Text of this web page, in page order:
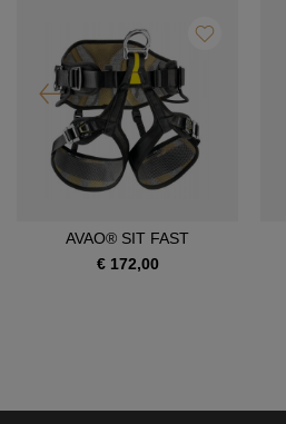
AVAO® SIT FAST
€ 172,00